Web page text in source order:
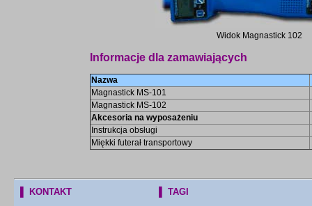
Widok Magnastick 102
Informacje dla zamawiających
Nazwa
Magnastick MS-101
Magnastick MS-102
Akcesoria na wyposażeniu
Instrukcja obsługi
Miękki futerał transportowy
▌ KONTAKT
▌ TAGI